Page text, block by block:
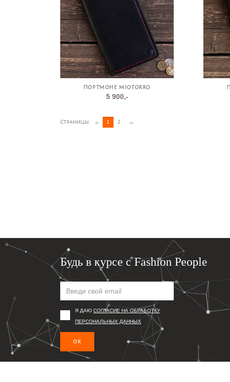
ПОРТМОНЕ MIOTORRO
5 900,-
Страницы: ← 1 2 →
Будь в курсе с Fashion People
Я ДАЮ СОГЛАСИЕ НА ОБРАБОТКУ
ПЕРСОНАЛЬНЫХ ДАННЫХ
ОК